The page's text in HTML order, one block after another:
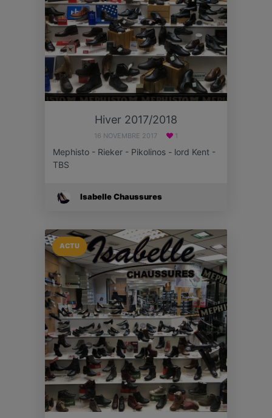
Hiver 2017/2018
16 NOVEMBRE 2017 1
Mephisto - Rieker - Pikolinos - lord Kent -
TBS
Isabelle Chaussures
ACTU